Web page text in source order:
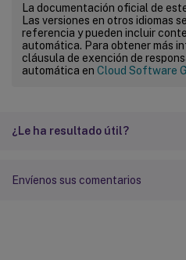
La documentación oficial de
Las versiones en otros idiomas
referencia y pueden incluir
automática. Para obtener más
cláusula de exención de
automática en Cloud Software
¿Le ha resultado útil?
Envíenos sus comentarios